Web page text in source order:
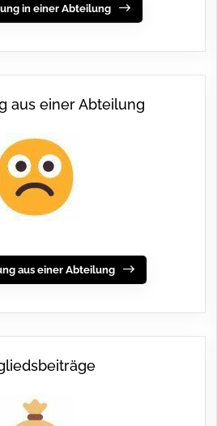
in einer Abteilung
aus einer Abteilung
aus einer Abteilung